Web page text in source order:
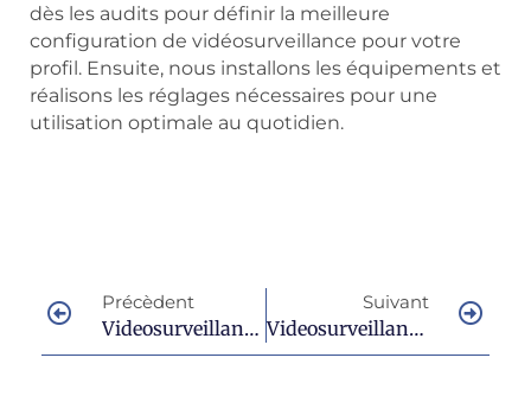
dès les audits pour définir la meilleure
configuration de vidéosurveillance pour votre
profil. Ensuite, nous installons les équipements et
réalisons les réglages nécessaires pour une
utilisation optimale au quotidien.
Précèdent
Videosurveillance À Roquebrune – Découvrez Les Avantages
Suivant
Videosurveillance À Le Muy : Faire Le Bon Choix